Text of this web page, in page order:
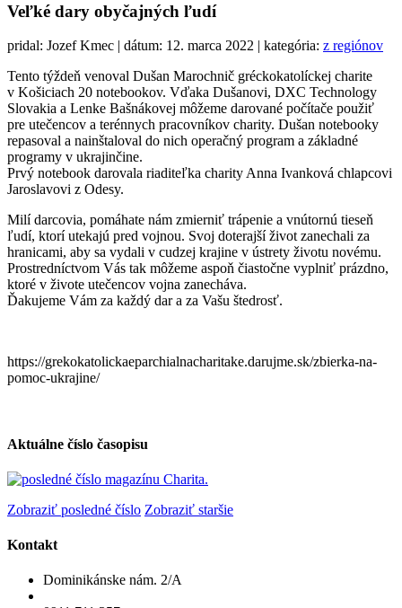
Veľké dary obyčajných ľudí
pridal: Jozef Kmec | dátum: 12. marca 2022 | kategória: z regiónov
Tento týždeň venoval Dušan Marochnič gréckokatolíckej charite
v Košiciach 20 notebookov. Vďaka Dušanovi, DXC Technology
Slovakia a Lenke Bašnákovej môžeme darované počítače použiť
pre utečencov a terénnych pracovníkov charity. Dušan notebooky
repasoval a nainštaloval do nich operačný program a základné
programy v ukrajinčine.
Prvý notebook darovala riaditeľka charity Anna Ivanková chlapcovi
Jaroslavovi z Odesy.
Milí darcovia, pomáhate nám zmierniť trápenie a vnútornú tieseň
ľudí, ktorí utekajú pred vojnou. Svoj doterajší život zanechali za
hranicami, aby sa vydali v cudzej krajine v ústrety životu novému.
Prostredníctvom Vás tak môžeme aspoň čiastočne vyplniť prázdno,
ktoré v živote utečencov vojna zanecháva.
Ďakujeme Vám za každý dar a za Vašu štedrosť.
https://grekokatolickaeparchialnacharitake.darujme.sk/zbierka-na-
pomoc-ukrajine/
Aktuálne číslo časopisu
Zobraziť posledné číslo Zobraziť staršie
Kontakt
Dominikánske nám. 2/A